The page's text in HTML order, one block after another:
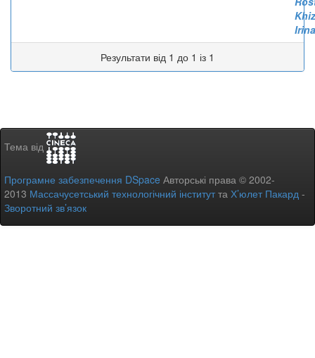
Irina
Результати від 1 до 1 із 1
Тема від
Програмне забезпечення DSpace Авторські права © 2002-
2013 Массачусетський технологічний інститутта Х’юлет Пакард -
Зворотний зв’язок